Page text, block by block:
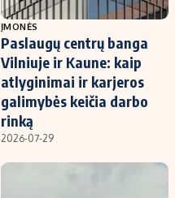
ĮMONĖS
Paslaugų centrų banga
Vilniuje ir Kaune: kaip
atlyginimai ir karjeros
galimybės keičia darbo
rinką
2026-07-29